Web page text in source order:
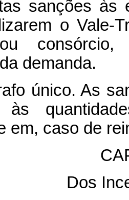
sanções às
o Vale-
demanda.
As
às
em, caso de
Dos